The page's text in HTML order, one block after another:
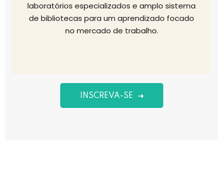
laboratórios especializados e amplo sistema
de bibliotecas para um aprendizado focado
no mercado de trabalho.
INSCREVA-SE